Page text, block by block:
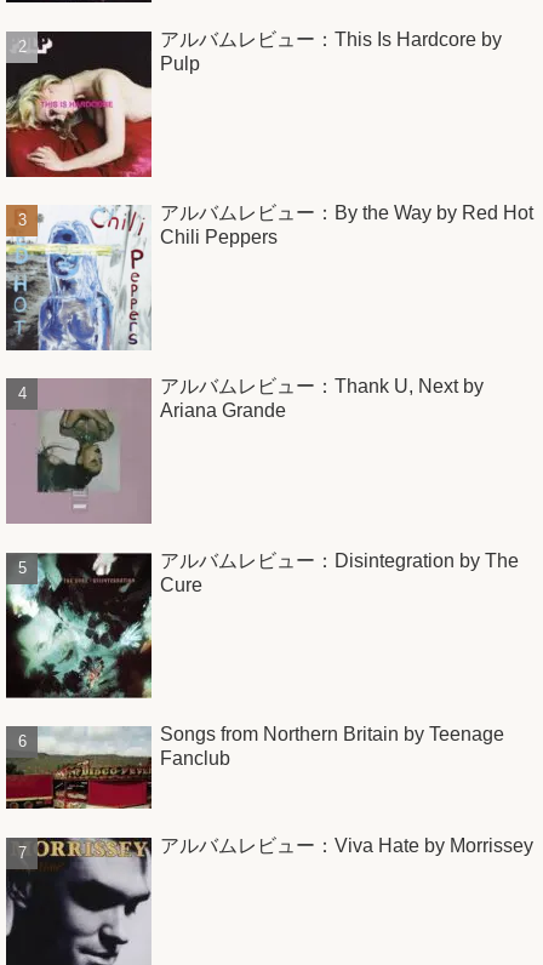
アルバムレビュー：This Is Hardcore by
Pulp
アルバムレビュー：By the Way by Red Hot
Chili Peppers
アルバムレビュー：Thank U, Next by
Ariana Grande
アルバムレビュー：Disintegration by The
Cure
Songs from Northern Britain by Teenage
Fanclub
アルバムレビュー：Viva Hate by Morrissey